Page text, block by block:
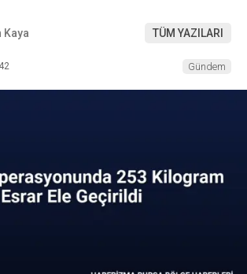
Kaya TÜM YAZILARI
Gündem